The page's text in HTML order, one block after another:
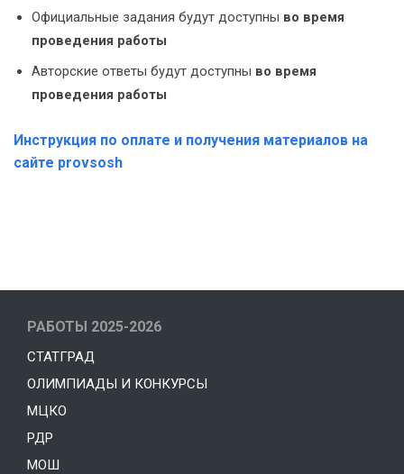
Официальные задания будут доступны во время
проведения работы
Авторские ответы будут доступны во время
проведения работы
Инструкция по оплате и получения материалов на
сайте provsosh
РАБОТЫ 2025-2026
СТАТГРАД
ОЛИМПИАДЫ И КОНКУРСЫ
МЦКО
РДР
МОШ